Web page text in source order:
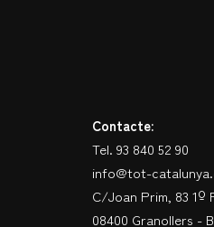
Contacte:
Tel. 93 840 52 90
info@tot-
C/Joan Prim, 83 1º
08400 Granollers -